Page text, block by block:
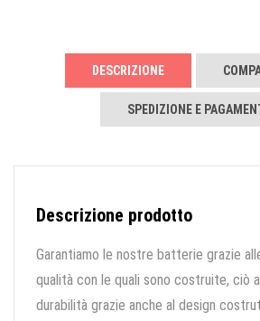
DESCRIZIONE
SPEDIZIONE E
Descrizione prodotto
Garantiamo le nostre batterie grazie
qualità con le quali sono costruite, ciò
durabilità grazie anche al design